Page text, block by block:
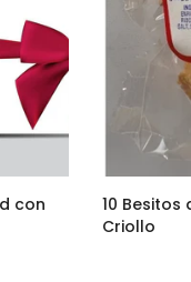
con
10
Criollo